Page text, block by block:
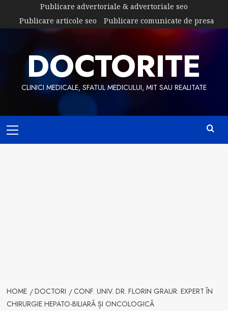
content
Publicare advertoriale & advertoriale seo
Publicare articole seo
Publicare comunicate de presa
DOCTORITE
CLINICI MEDICALE, SFATUL MEDICULUI, MIT SAU REALITATE
Menu
HOME DOCTORI
CONF. UNIV. DR. FLORIN GRAUR: EXPERT ÎN
CHIRURGIE HEPATO-BILIARĂ ȘI ONCOLOGICĂ